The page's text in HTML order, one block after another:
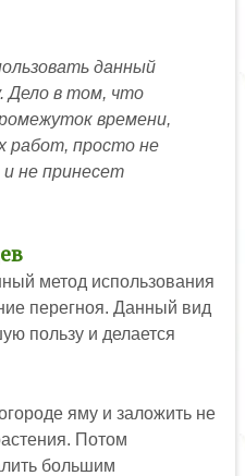
данный
Дело в том, что
времени,
работ, просто не
не принесет
метод использования
перегноя. Данный вид
пользу и делается
яму и заложить не
Потом
большим